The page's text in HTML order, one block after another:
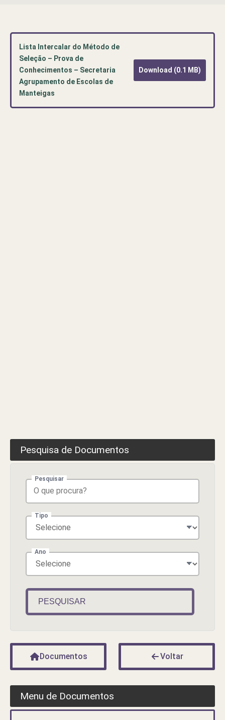
Lista Intercalar do Método de
Seleção – Prova de
Conhecimentos – Secretaria
Agrupamento de Escolas de
Manteigas
Download (0.1 MB)
Pesquisa de Documentos
Pesquisar
Tipo
Ano
PESQUISAR
Documentos Voltar
Menu de Documentos